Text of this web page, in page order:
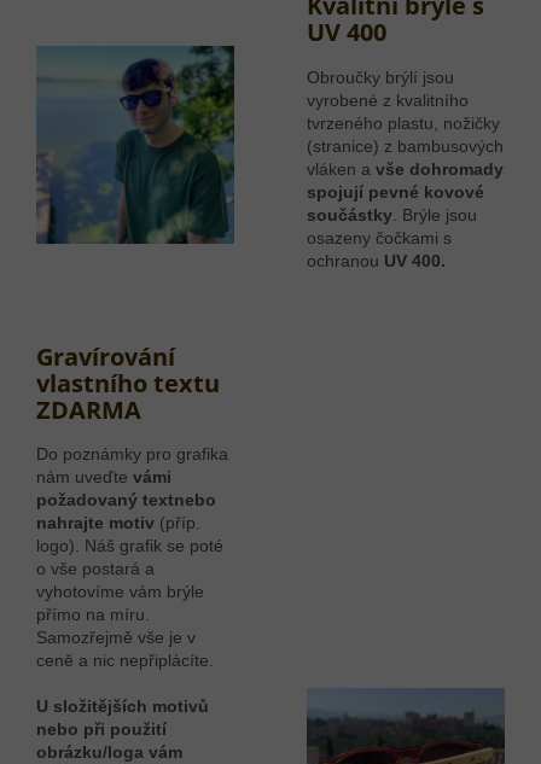
UV 400
Obroučky brýlí jsou
vyrobené z kvalitního
tvrzeného plastu, nožičky
(stranice) z bambusových
vláken a vše dohromady
spojují pevné kovové
součástky . Brýle jsou
osazeny čočkami s
ochranou UV 400.
Gravírování
vlastního textu
ZDARMA
Do poznámky pro grafika
nám uveďte vámi
požadovaný textnebo
nahrajte motiv (příp.
logo). Náš grafik se poté
o vše postará a
vyhotovíme vám brýle
přímo na míru.
Samozřejmě vše je v
ceně a nic nepřiplácíte.
U složitějších motivů
nebo při použití
obrázku/loga vám